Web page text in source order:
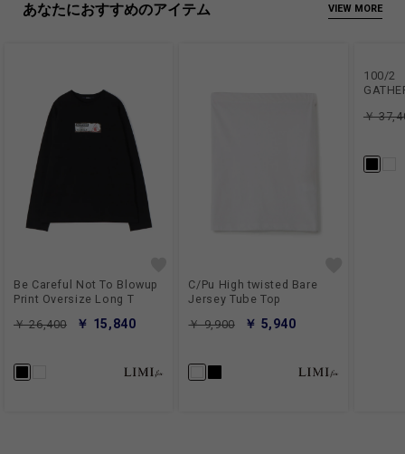
あなたにおすすめのアイテム VIEW MORE
Be Careful Not To Blowup
Print Oversize Long T
￥ 26,400
￥ 15,840
C/Pu High twisted Bare
Jersey Tube Top
￥ 9,900
￥ 5,940
100/2
￥